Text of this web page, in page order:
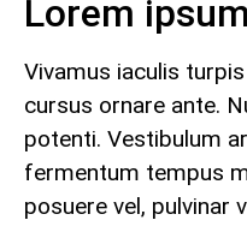
Lorem
Vivamus iaculis
cursus ornare ante.
potenti. Vestibulum
fermentum tempus
posuere vel, pulvinar